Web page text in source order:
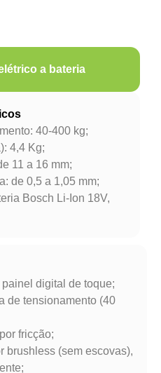
a bateria
40-400 kg;
4,4 Kg;
11 a 16 mm;
de 0,5 a 1,05 mm;
Bosch Li-Ion 18V,
digital de toque;
de tensionamento (40
fricção;
brushless (sem escovas),